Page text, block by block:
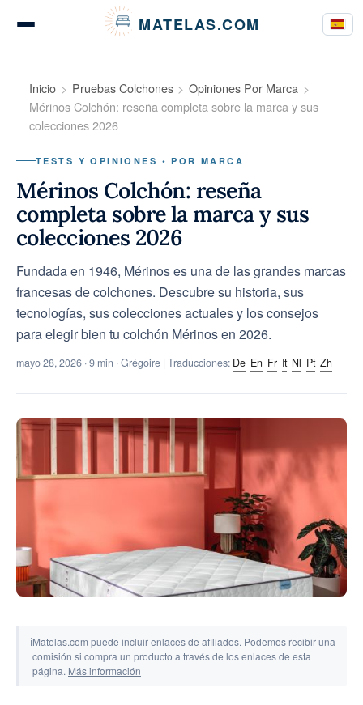
MATELAS.COM
Pruebas de colchones
Pruebas de ropa de cama
Guías de compra
Inicio Pruebas Colchones
Opiniones Por Marca
Mérinos Colchón: reseña completa sobre la marca y sus
colecciones 2026
TESTS Y OPINIONES • POR MARCA
Mérinos Colchón: reseña
completa sobre la marca y sus
colecciones 2026
Fundada en 1946, Mérinos es una de las grandes marcas
francesas de colchones. Descubre su historia, sus
tecnologías, sus colecciones actuales y los consejos
para elegir bien tu colchón Mérinos en 2026.
mayo 28, 2026 · 9 min · Grégoire | Traducciones: De En Fr It Nl Pt Zh
ℹMatelas.com puede incluir enlaces de afiliados. Podemos recibir una
comisión si compra un producto a través de los enlaces de esta
página. Más información
Panel de gestión de cookies